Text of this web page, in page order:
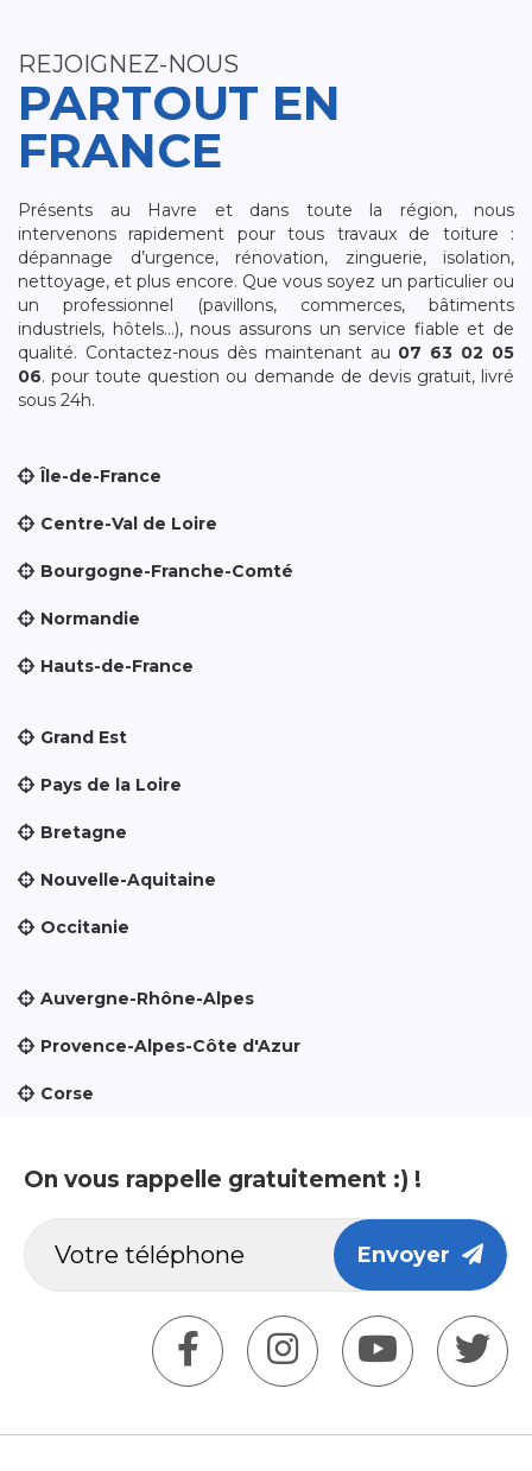
REJOIGNEZ-NOUS
PARTOUT EN
FRANCE
Présents au Havre et dans toute la région, nous
intervenons rapidement pour tous travaux de toiture :
dépannage d’urgence, rénovation, zinguerie, isolation,
nettoyage, et plus encore. Que vous soyez un particulier ou
un professionnel (pavillons, commerces, bâtiments
industriels, hôtels…), nous assurons un service fiable et de
qualité. Contactez-nous dès maintenant au 07 63 02 05
06. pour toute question ou demande de devis gratuit, livré
sous 24h.
Île-de-France
Centre-Val de Loire
Bourgogne-Franche-Comté
Normandie
Hauts-de-France
Grand Est
Pays de la Loire
Bretagne
Nouvelle-Aquitaine
Occitanie
Auvergne-Rhône-Alpes
Provence-Alpes-Côte d'Azur
Corse
On vous rappelle gratuitement :) !
Envoyer